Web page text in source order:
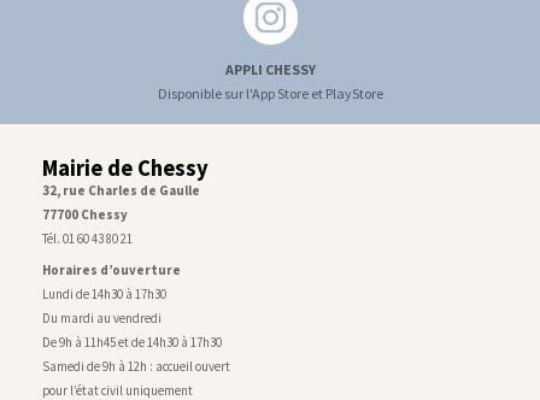
APPLI CHESSY
Disponible sur l'App Store et PlayStore
Mairie de Chessy
32, rue Charles de Gaulle
77700 Chessy
Tél. 01 60 43 80 21
Horaires d’ouverture
Lundi de 14h30 à 17h30
Du mardi au vendredi
De 9h à 11h45 et de 14h30 à 17h30
Samedi de 9h à 12h : accueil ouvert
pour l’état civil uniquement